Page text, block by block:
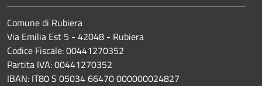
Comune di Rubiera
Via Emilia Est 5 - 42048 - Rubiera
Codice Fiscale: 00441270352
Partita IVA: 00441270352
IBAN: IT80 S 05034 66470 000000024827